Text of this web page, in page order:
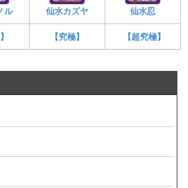
ル 仙水カズヤ 仙水忍
【究極】 【超究極】